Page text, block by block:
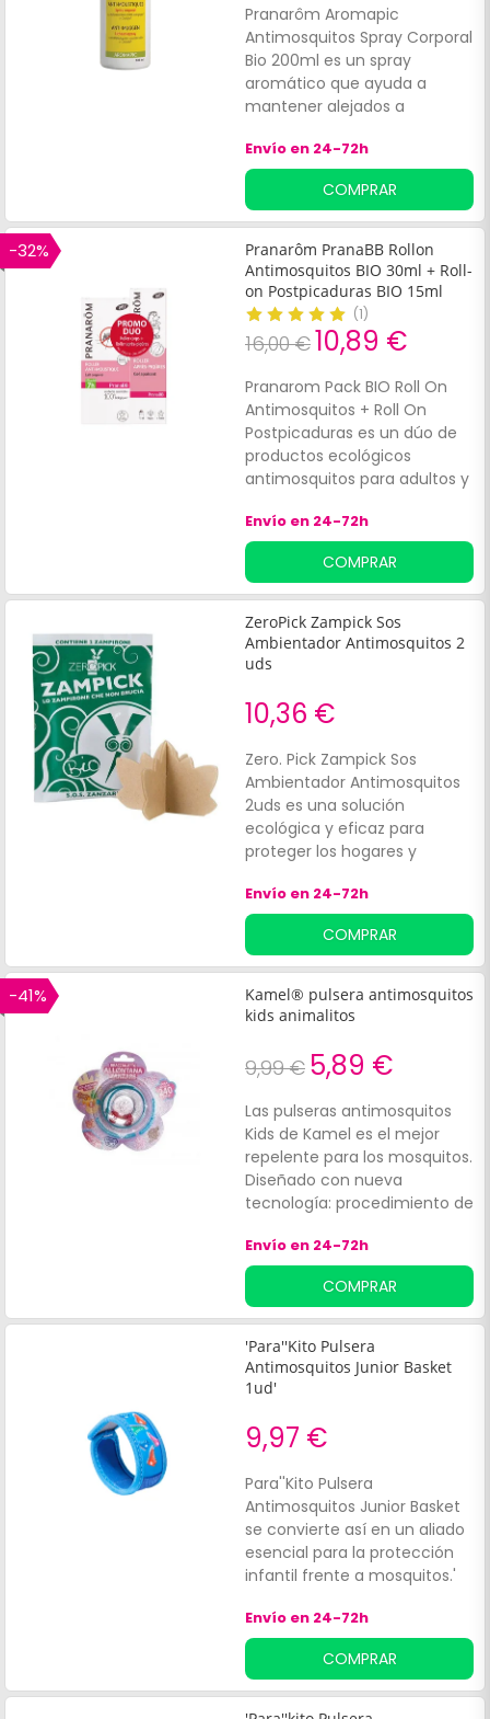
Pranarôm Aromapic
Antimosquitos Spray Corporal
Bio 200ml es un spray
aromático que ayuda a
mantener alejados a
voladores. Está elaborado a
base de aceites esenciales
como el citriodiol , un activo
vegetal reconocido por sus
propiedades repelentes.
Asimismo, su fórmula se
completa con aceites
esenciales de hierba de
limón, palmarosa, geranio,
eucalipto, clavo y jengibre.
Contiene 200ml.
Envío en 24-72h
COMPRAR
-32%
Pranarôm PranaBB Rollon
Antimosquitos BIO 30ml + Roll-
on Postpicaduras BIO 15ml
(1)
16,00 €10,89 €
Pranarom Pack BIO Roll On
Antimosquitos + Roll On
Postpicaduras es un dúo de
productos ecológicos
antimosquitos para adultos y
roll-on antimosquitos es una
leche corporal con efecto
repelente por hasta 7 horas.
El roll-on postpicaduras es un
gel calmante a base de
aceites esenciales
ecológicos para aliviar las
Envío en 24-72h
COMPRAR
ZeroPick Zampick Sos
Ambientador Antimosquitos 2
uds
10,36 €
Zero. Pick Zampick Sos
Ambientador Antimosquitos
2uds es una solución
ecológica y eficaz para
proteger los hogares y
mosquitos.
Envío en 24-72h
COMPRAR
-41%
Kamel® pulsera antimosquitos
kids animalitos
9,99 € 5,89 €
Las pulseras antimosquitos
Kids de Kamel es el mejor
repelente para los mosquitos.
Diseñado con nueva
tecnología: procedimiento de
perfume gradual con esencia
de Citronela y Nim.
Envío en 24-72h
COMPRAR
'Para''Kito Pulsera
Antimosquitos Junior Basket
1ud'
9,97 €
Para''Kito Pulsera
Antimosquitos Junior Basket
se convierte así en un aliado
esencial para la protección
infantil frente a mosquitos.'
Envío en 24-72h
COMPRAR